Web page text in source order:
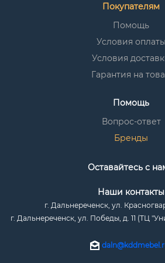
Покупателям
Помощь
Условия оплаты
Условия
Гарантия на
Помощь
Вопрос-ответ
Бренды
Оставайтесь с
Наши контакты
г. Дальнереченск, ул.
г. Дальнереченск, ул. Победы, д. 11 (ТЦ